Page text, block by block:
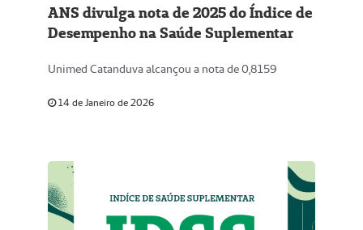
ANS divulga nota de 2025 do Índice de
Desempenho na Saúde Suplementar
Unimed Catanduva alcançou a nota de 0,8159
14 de Janeiro de 2026